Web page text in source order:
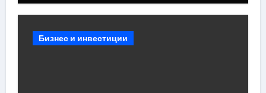
Бизнес и инвестиции